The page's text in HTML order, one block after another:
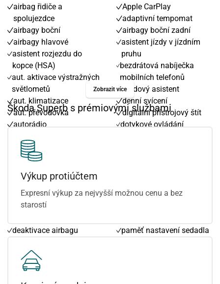
airbag řidiče a
spolujezdce
airbagy boční
airbagy hlavové
asistent rozjezdu do
kopce (HSA)
aut. aktivace výstražných
světlometů
aut. klimatizace
aut. převodovka
autorádio
bezklíčové odemykání
bezklíčové startování
bezklíčové startování a
odemykání
bluetooth
centrál dálkový
deaktivace airbagu
digitální příjem rádia
(DAB)
Apple CarPlay
adaptivní tempomat
airbagy boční zadní
asistent jízdy v jízdním
pruhu
bezdrátová nabíječka
mobilních telefonů
brzdový asistent
denní svícení
digitální přístrojový štít
dotykové ovládání
kožená sedadla
paměť nastavení sedadla
Zobrazit více
Škoda Superb s prémiovými službami
Výkup protiúčtem
Expresní výkup za nejvyšší možnou cenu a bez
starostí